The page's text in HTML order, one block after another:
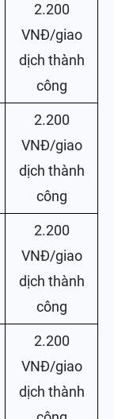
2.200
VNĐ/giao
dịch thành
công
2.200
VNĐ/giao
dịch thành
công
2.200
VNĐ/giao
dịch thành
công
2.200
VNĐ/giao
dịch thành